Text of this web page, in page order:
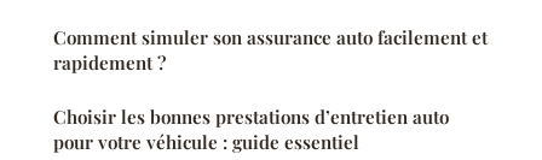
Comment simuler son assurance auto facilement et
rapidement ?
Choisir les bonnes prestations d’entretien auto
pour votre véhicule : guide essentiel